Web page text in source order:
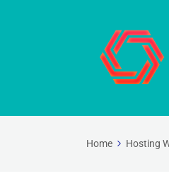
Home Hosting